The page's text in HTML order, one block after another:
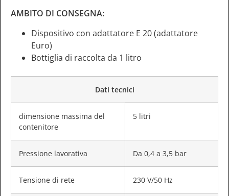
AMBITO DI CONSEGNA:
Dispositivo con adattatore E 20 (adattatore
Euro)
Bottiglia di raccolta da 1 litro
Dati tecnici
dimensione massima del
contenitore
5 litri
Pressione lavorativa Da 0,4 a 3,5 bar
Tensione di rete 230 V/50 Hz